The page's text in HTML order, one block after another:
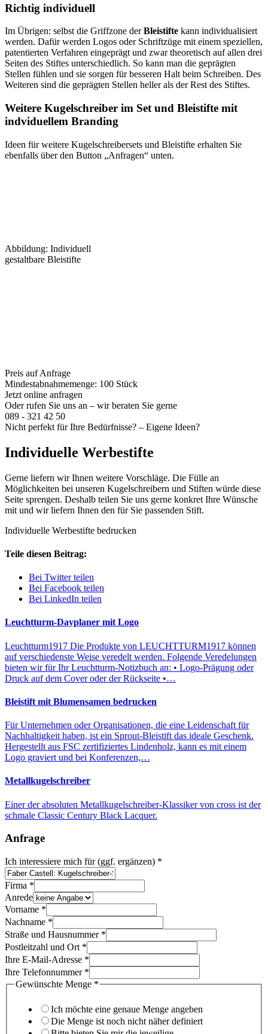
Richtig individuell
Im Übrigen: selbst die Griffzone derBleistifte kann individualisiert
werden. Dafür werden Logos oder Schriftzüge mit einem speziellen,
patentierten Verfahren eingeprägt und zwar theoretisch auf allen drei
Seiten des Stiftes unterschiedlich. So kann man die geprägten
Stellen fühlen und sie sorgen für besseren Halt beim Schreiben. Des
Weiteren sind die geprägten Stellen heller als der Rest des Stiftes.
Weitere Kugelschreiber im Set und Bleistifte mit
indviduellem Branding
Ideen für weitere Kugelschreibersets und Bleistifte erhalten Sie
ebenfalls über den Button „Anfragen“ unten.
Abbildung: Individuell
gestaltbare Bleistifte
Preis auf Anfrage
Mindestabnahmemenge: 100 Stück
Jetzt online anfragen
Oder rufen Sie uns an – wir beraten Sie gerne
089 - 321 42 50
Nicht perfekt für Ihre Bedürfnisse? – Eigene Ideen?
Individuelle Werbestifte
Gerne liefern wir Ihnen weitere Vorschläge. Die Fülle an
Möglichkeiten bei unseren Kugelschreibern und Stiften würde diese
Seite sprengen. Deshalb teilen Sie uns gerne konkret Ihre Wünsche
mit und wir liefern Ihnen den für Sie passenden Stift.
Individuelle Werbestifte bedrucken
Teile diesen Beitrag:
Bei Twitter teilen
Bei Facebook teilen
Bei LinkedIn teilen
Leuchtturm-Dayplaner mit Logo
Leuchtturm1917 Die Produkte von LEUCHTTURM1917 können
auf verschiedenste Weise veredelt werden. Folgende Veredelungen
bieten wir für Ihr Leuchtturm-Notizbuch an: • Logo-Prägung oder
Druck auf dem Cover oder der Rückseite •…
Bleistift mit Blumensamen bedrucken
Für Unternehmen oder Organisationen, die eine Leidenschaft für
Nachhaltigkeit haben, ist ein Sprout-Bleistift das ideale Geschenk.
Hergestellt aus FSC zertifiziertes Lindenholz, kann es mit einem
Logo graviert und bei Konferenzen,…
Metallkugelschreiber
Einer der absoluten Metallkugelschreiber-Klassiker von cross ist der
schmale Classic Century Black Lacquer.
Anfrage
(ggf.
für
Straße
Ich interessiere mich für (ggf. ergänzen) *
Firma *
Anrede
Vorname *
Nachname *
Straße und Hausnummer *
Postleitzahl und Ort *
Ihre E-Mail-Adresse *
Ihre Telefonnummer *
Gewünschte Menge *
Ich möchte eine genaue Menge angeben
Die Menge ist noch nicht näher definiert